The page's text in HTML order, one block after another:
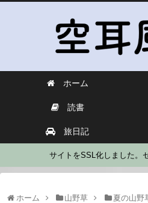
ホーム
読書
旅日記
サイトをSSL化しました。
ホーム 山野草 夏の山野